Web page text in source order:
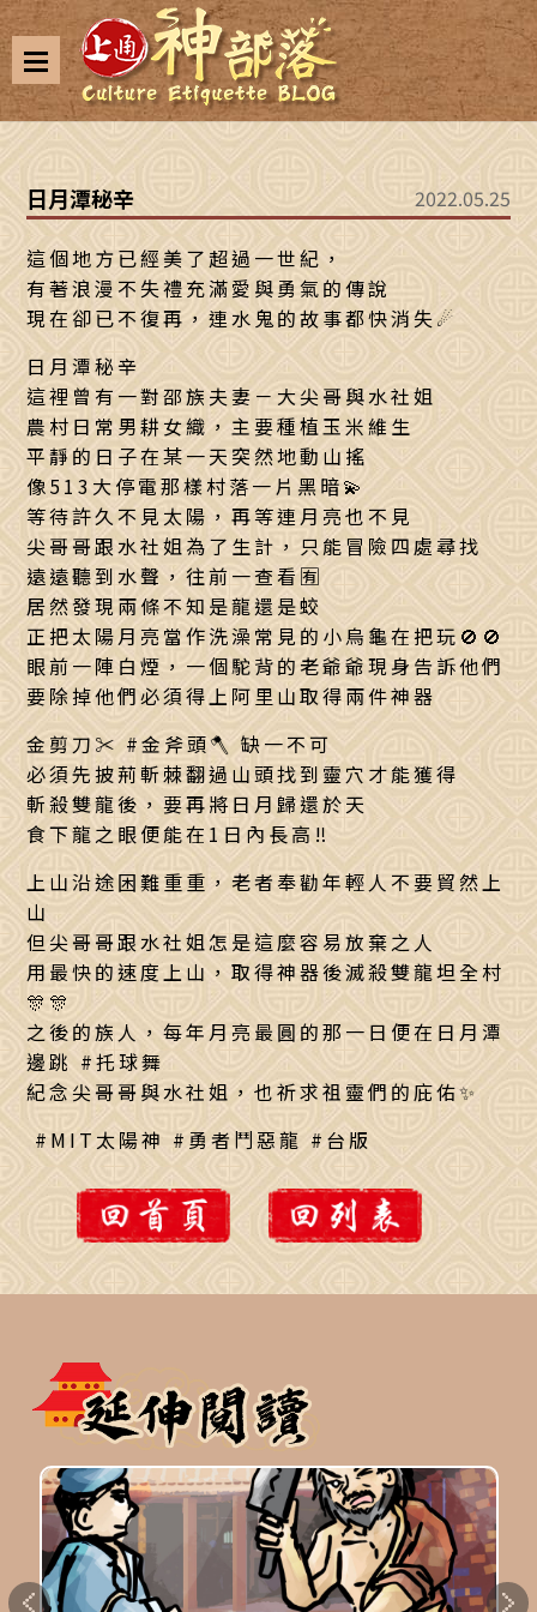
日月潭秘辛 2022.05.25
這個地方已經美了超過一世紀，
有著浪漫不失禮充滿愛與勇氣的傳說
現在卻已不復再，連水鬼的故事都快消失☄
日月潭秘辛
這裡曾有一對邵族夫妻－大尖哥與水社姐
農村日常男耕女織，主要種植玉米維生
平靜的日子在某一天突然地動山搖
像513大停電那樣村落一片黑暗💫
等待許久不見太陽，再等連月亮也不見
尖哥哥跟水社姐為了生計，只能冒險四處尋找
遠遠聽到水聲，往前一查看🈶
居然發現兩條不知是龍還是蛟
正把太陽月亮當作洗澡常見的小烏龜在把玩🚫🚫
眼前一陣白煙，一個駝背的老爺爺現身告訴他們
要除掉他們必須得上阿里山取得兩件神器
金剪刀✂ #金斧頭🪓 缺一不可
必須先披荊斬棘翻過山頭找到靈穴才能獲得
斬殺雙龍後，要再將日月歸還於天
食下龍之眼便能在1日內長高‼
上山沿途困難重重，老者奉勸年輕人不要貿然上
山
但尖哥哥跟水社姐怎是這麼容易放棄之人
用最快的速度上山，取得神器後滅殺雙龍坦全村
🎊🎊
之後的族人，每年月亮最圓的那一日便在日月潭
邊跳 #托球舞
紀念尖哥哥與水社姐，也祈求祖靈們的庇佑✨
#MIT太陽神 #勇者鬥惡龍 #台版